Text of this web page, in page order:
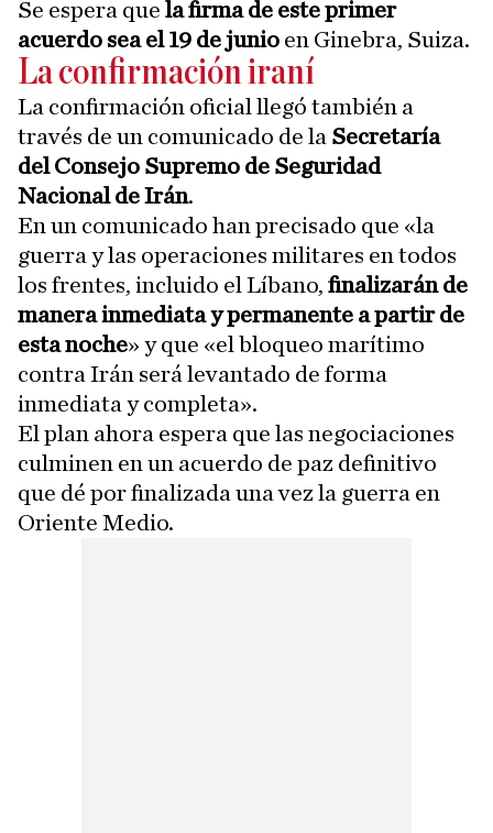
Se espera que la firma de este primer
acuerdo sea el 19 de junio en Ginebra, Suiza.
La confirmación iraní
La confirmación oficial llegó también a
través de un comunicado de la Secretaría
del Consejo Supremo de Seguridad
Nacional de Irán.
En un comunicado han precisado que «la
guerra y las operaciones militares en todos
los frentes, incluido el Líbano, finalizarán de
manera inmediata y permanente a partir de
esta noche» y que «el bloqueo marítimo
contra Irán será levantado de forma
inmediata y completa».
El plan ahora espera que las negociaciones
culminen en un acuerdo de paz definitivo
que dé por finalizada una vez la guerra en
Oriente Medio.